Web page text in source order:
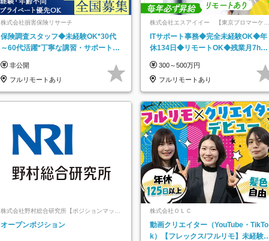
株式会社損害保険リサーチ
保険調査スタッフ◆未経験OK*30代
～60代活躍*丁寧な講習・サポートあ
託
非公開
フルリモートあり
株式会社エスアイイー 【東京プロマーケッ
ITサポート事務◆完全未経験OK◆年
休134日◆リモートOK◆残業月7h以
300～500万円
フルリモートあり
株式会社野村総合研究所【ポジションマッチ
オープンポジション
株式会社ＯＬＣ
動画クリエイター（YouTube・TikTo
k）【フレックス/フルリモ】未経験O